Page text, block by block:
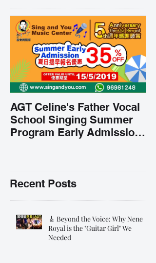
AGT Celine's Father Vocal
School Singing Summer
Program Early Admission
Recent Posts
🎸 Beyond the Voice: Why Nene
Royal is the "Guitar Girl" We
Needed